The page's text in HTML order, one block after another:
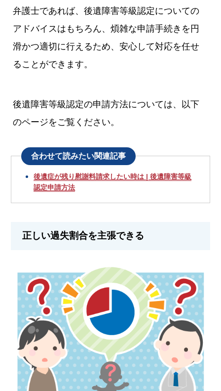
弁護士であれば、後遺障害等級認定についての
アドバイスはもちろん、煩雑な申請手続きを円
滑かつ適切に行えるため、安心して対応を任せ
ることができます。
後遺障害等級認定の申請方法については、以下
のページをご覧ください。
合わせて読みたい関連記事
後遺症が残り慰謝料請求したい時は | 後遺障害等級
認定申請方法
正しい過失割合を主張できる